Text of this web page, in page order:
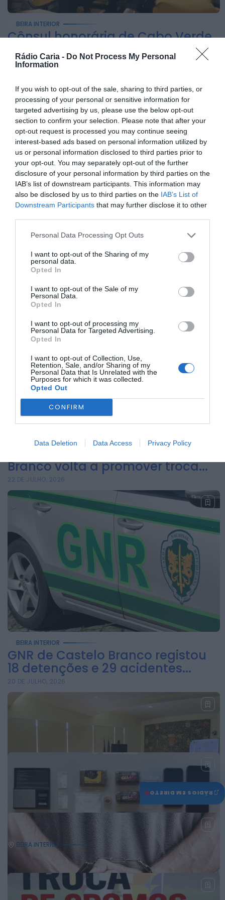
Rádio Caria - Do Not Process My Personal
Information
If you wish to opt-out of the sale, sharing to third parties, or
processing of your personal or sensitive information for
targeted advertising by us, please use the below opt-out
section to confirm your selection. Please note that after your
opt-out request is processed you may continue seeing
interest-based ads based on personal information utilized by
us or personal information disclosed to third parties prior to
your opt-out. You may separately opt-out of the further
disclosure of your personal information by third parties on the
IAB’s list of downstream participants. This information may
also be disclosed by us to third parties on the IAB’s List of
Downstream Participants that may further disclose it to other
Personal Data Processing Opt Outs
I want to opt-out of the Sharing of my
personal data.
Opted In
I want to opt-out of the Sale of my
Personal Data.
Opted In
I want to opt-out of processing my
Personal Data for Targeted Advertising.
Opted In
I want to opt-out of Collection, Use,
Retention, Sale, and/or Sharing of my
Personal Data that Is Unrelated with the
Purposes for which it was collected.
Opted Out
CONFIRM
Data Deletion Data Access Privacy Policy
Festival DROP
regressa ao Parque
de Almear com três
dias de música,...
ONTEM, 18:28
Grupo de Danças e
Cantares de Vale
Domingos organiza
4.º Torneio de...
ONTEM, 18:22
Notícias de Águeda
Coro Misto da Cruz
Vermelha Portuguesa
de Águeda abre
reforçar...
Rádio Caria
“Ritmos do Mundo”
leva aula de dança
ao centro de
ONTEM, 16:22
BEIRA INTERIOR
Cônsul honorária de Cabo Verde
reforça cooperação entre Rio de...
30 DE JULHO, 2026
Sertã: Época desportiva de
Natação do CCD termina com
cinco...
BEIRA INTERIOR
Branco volta a promover troca...
22 DE JULHO, 2026
BEIRA INTERIOR
GNR de Castelo Branco registou
18 detenções e 29 acidentes...
20 DE JULHO, 2026
BEIRA INTERIOR
Beira Baixa aprova programa de
ação para a gestão integrada...
16 DE JULHO, 2026
♫
RÁDIOS EM DIRETO